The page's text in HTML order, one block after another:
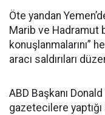
Öte yandan
Marib ve Hadramut
konuşlanmalarını”
aracı saldırıları
ABD Başkanı
gazetecilere yaptığı